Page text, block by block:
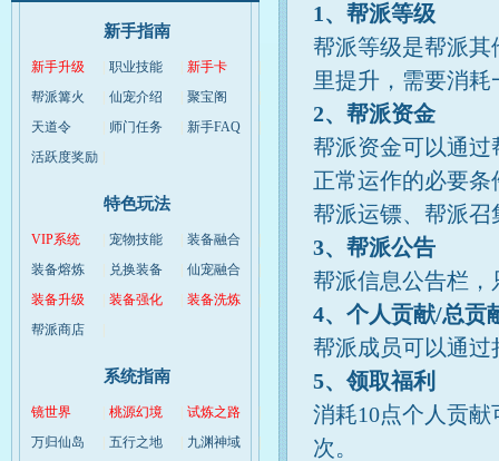
新手指南
新手升级 职业技能 新手卡
帮派篝火
仙宠介绍 聚宝阁
天道令
师门任务 新手FAQ
活跃度奖励
特色玩法
VIP系统 宠物技能 装备融合
装备熔炼
兑换装备 仙宠融合
装备升级
装备强化 装备洗炼
帮派商店
系统指南
镜世界 桃源幻境 试炼之路
万归仙岛
五行之地 九渊神域
1、帮派等级
帮派等级是帮派
里提升，需要消
2、帮派资金
帮派资金可以通
正常运作的必要
帮派运镖、帮派召
3、帮派公告
帮派信息公告栏
4、个人贡献/总贡
帮派成员可以通
5、领取福利
消耗10点个人贡
次。